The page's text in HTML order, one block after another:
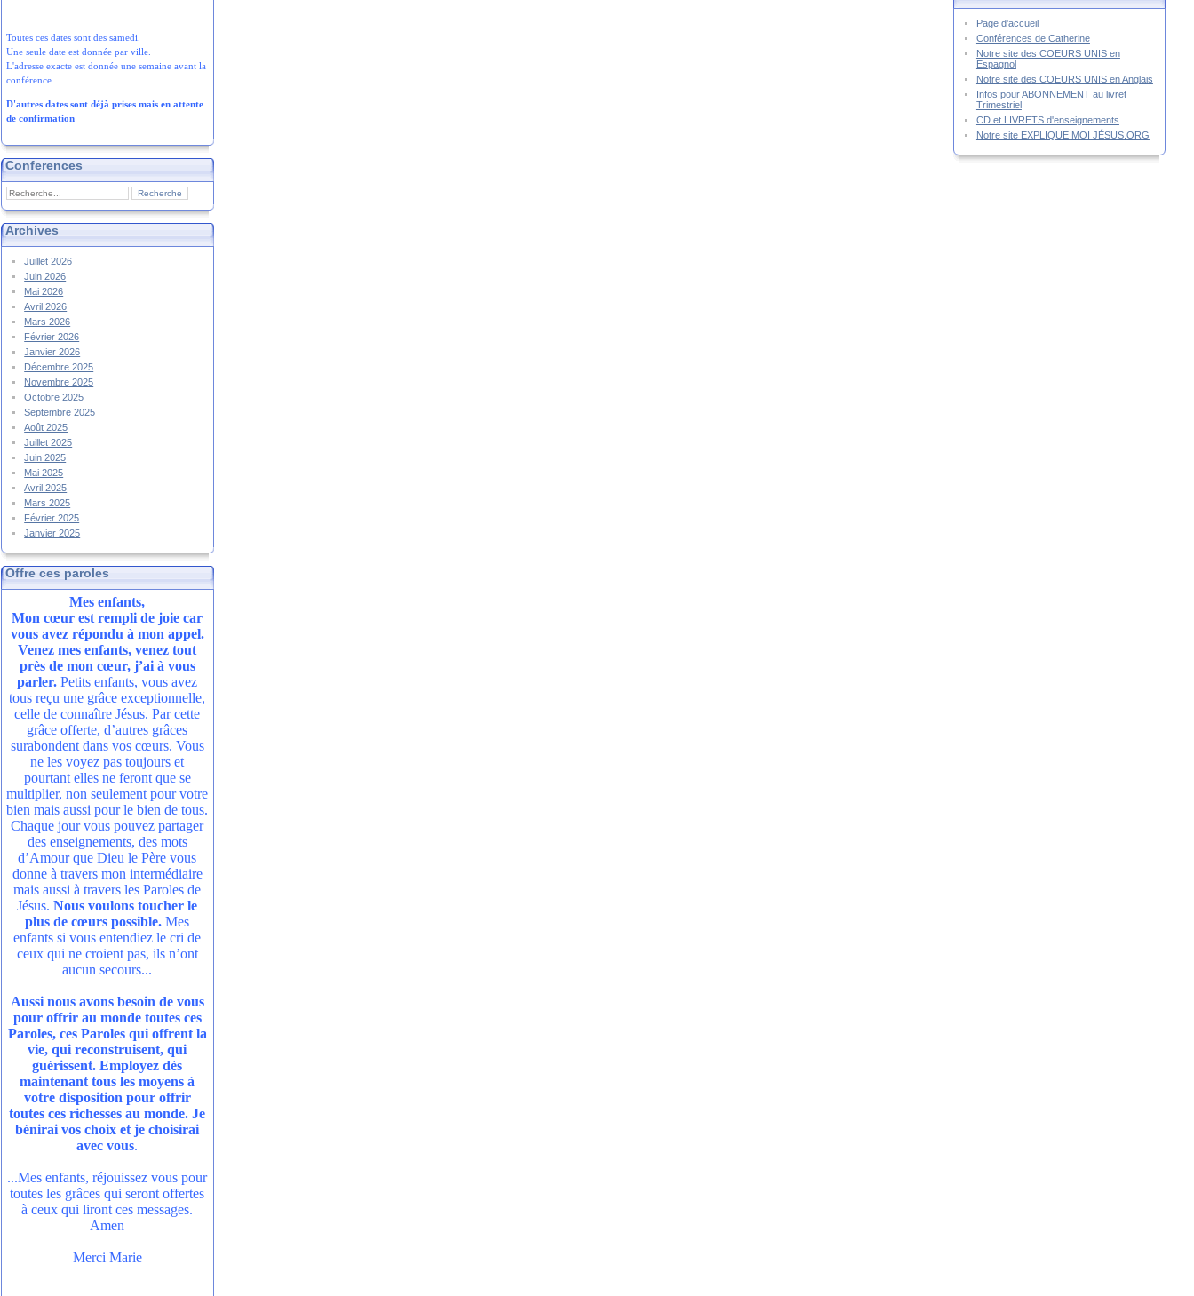
Toutes ces dates sont des samedi.
Une seule date est donnée par ville.
L'adresse exacte est donnée une semaine avant la
conférence.
D'autres dates sont déjà prises mais en attente
de confirmation
Conferences
Archives
Juillet 2026
Juin 2026
Mai 2026
Avril 2026
Mars 2026
Février 2026
Janvier 2026
Décembre 2025
Novembre 2025
Octobre 2025
Septembre 2025
Août 2025
Juillet 2025
Juin 2025
Mai 2025
Avril 2025
Mars 2025
Février 2025
Janvier 2025
Offre ces paroles
Mes enfants,
Mon cœur est rempli de joie car
vous avez répondu à mon appel.
Venez mes enfants, venez tout
près de mon cœur, j’ai à vous
parler. Petits enfants, vous avez
tous reçu une grâce exceptionnelle,
celle de connaître Jésus. Par cette
grâce offerte, d’autres grâces
surabondent dans vos cœurs. Vous
ne les voyez pas toujours et
pourtant elles ne feront que se
multiplier, non seulement pour votre
bien mais aussi pour le bien de tous.
Chaque jour vous pouvez partager
des enseignements, des mots
d’Amour que Dieu le Père vous
donne à travers mon intermédiaire
mais aussi à travers les Paroles de
Jésus.Nous voulons toucher le
plus de cœurs possible. Mes
enfants si vous entendiez le cri de
ceux qui ne croient pas, ils n’ont
aucun secours...
Aussi nous avons besoin de vous
pour offrir au monde toutes ces
Paroles, ces Paroles qui offrent la
vie, qui reconstruisent, qui
guérissent. Employez dès
maintenant tous les moyens à
votre disposition pour offrir
toutes ces richesses au monde. Je
bénirai vos choix et je choisirai
avec vous.
...Mes enfants, réjouissez vous pour
toutes les grâces qui seront offertes
à ceux qui liront ces messages.
Amen
Merci Marie
Page d'accueil
Conférences de Catherine
Notre site des COEURS UNIS en
Espagnol
Notre site des COEURS UNIS en Anglais
Infos pour ABONNEMENT au livret
Trimestriel
CD et LIVRETS d'enseignements
Notre site EXPLIQUE MOI JÉSUS.ORG